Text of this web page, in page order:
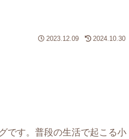
2023.12.09 2024.10.30
です。普段の生活で起こる小